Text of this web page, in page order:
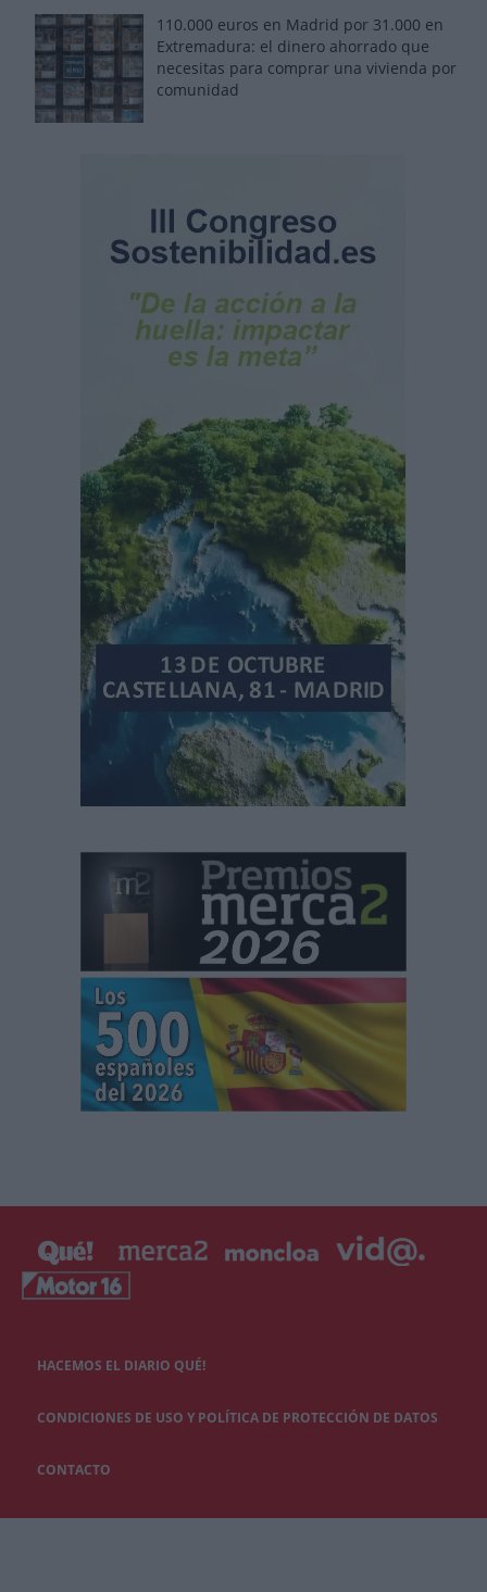
110.000 euros en Madrid por 31.000 en
Extremadura: el dinero ahorrado que
necesitas para comprar una vivienda por
comunidad
HACEMOS EL DIARIO QUÉ!
CONDICIONES DE USO Y POLÍTICA DE PROTECCIÓN DE DATOS
CONTACTO